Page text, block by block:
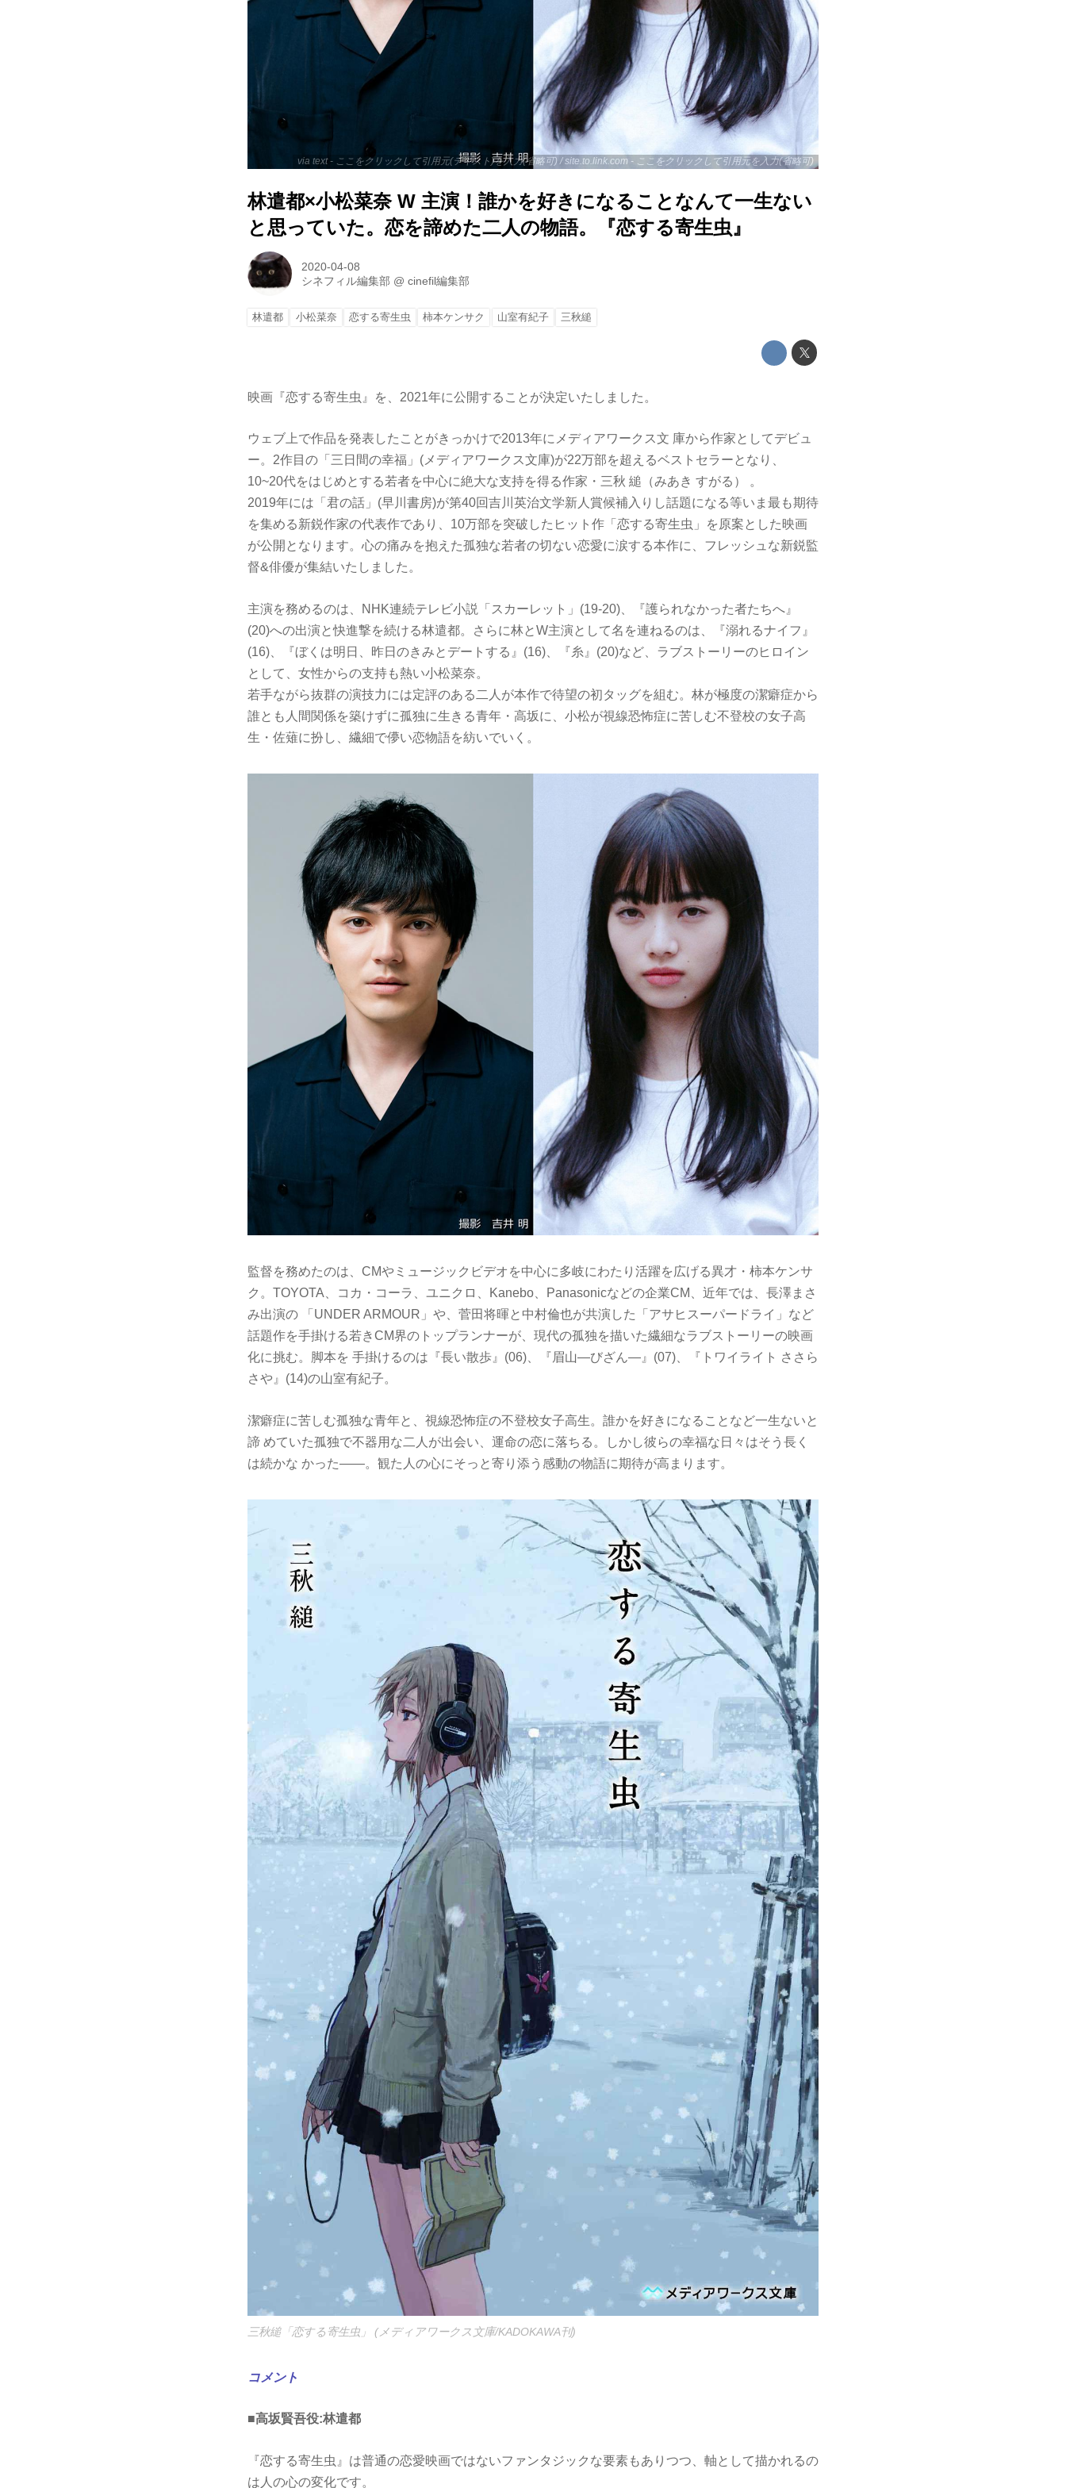
via text - ここをクリックして引用元(テキスト)を入力(省略可) / site.to.link.com - ここをクリックして引用元を入力(省略可)
林遣都×小松菜奈 W 主演！誰かを好きになることなんて一生ない
と思っていた。恋を諦めた二人の物語。『恋する寄生虫』
2020-04-08
シネフィル編集部 @cinefil編集部
林遣都 小松菜奈 恋する寄生虫 柿本ケンサク 山室有紀子 三秋縋
映画『恋する寄生虫』を、2021年に公開することが決定いたしました。
ウェブ上で作品を発表したことがきっかけで2013年にメディアワークス文 庫から作家としてデビュ
ー。2作目の「三日間の幸福」(メディアワークス文庫)が22万部を超えるベストセラーとなり、
10~20代をはじめとする若者を中心に絶大な支持を得る作家・三秋 縋（みあき すがる） 。
2019年には「君の話」(早川書房)が第40回吉川英治文学新人賞候補入りし話題になる等いま最も期待
を集める新鋭作家の代表作であり、10万部を突破したヒット作「恋する寄生虫」を原案とした映画
が公開となります。心の痛みを抱えた孤独な若者の切ない恋愛に涙する本作に、フレッシュな新鋭監
督&俳優が集結いたしました。
主演を務めるのは、NHK連続テレビ小説「スカーレット」(19-20)、『護られなかった者たちへ』
(20)への出演と快進撃を続ける林遣都。さらに林とW主演として名を連ねるのは、『溺れるナイフ』
(16)、『ぼくは明日、昨日のきみとデートする』(16)、『糸』(20)など、ラブストーリーのヒロイン
として、女性からの支持も熱い小松菜奈。
若手ながら抜群の演技力には定評のある二人が本作で待望の初タッグを組む。林が極度の潔癖症から
誰とも人間関係を築けずに孤独に生きる青年・高坂に、小松が視線恐怖症に苦しむ不登校の女子高
生・佐薙に扮し、繊細で儚い恋物語を紡いでいく。
監督を務めたのは、CMやミュージックビデオを中心に多岐にわたり活躍を広げる異才・柿本ケンサ
ク。TOYOTA、コカ・コーラ、ユニクロ、Kanebo、Panasonicなどの企業CM、近年では、長澤まさ
み出演の 「UNDER ARMOUR」や、菅田将暉と中村倫也が共演した「アサヒスーパードライ」など
話題作を手掛ける若きCM界のトップランナーが、現代の孤独を描いた繊細なラブストーリーの映画
化に挑む。脚本を 手掛けるのは『長い散歩』(06)、『眉山―びざん―』(07)、『トワイライト ささら
さや』(14)の山室有紀子。
潔癖症に苦しむ孤独な青年と、視線恐怖症の不登校女子高生。誰かを好きになることなど一生ないと
諦 めていた孤独で不器用な二人が出会い、運命の恋に落ちる。しかし彼らの幸福な日々はそう長く
は続かな かった――。観た人の心にそっと寄り添う感動の物語に期待が高まります。
三秋縋「恋する寄生虫」 (メディアワークス文庫/KADOKAWA刊)
コメント
■高坂賢吾役:林遣都
『恋する寄生虫』は普通の恋愛映画ではないファンタジックな要素もありつつ、軸として描かれるの
は人の心の変化です。